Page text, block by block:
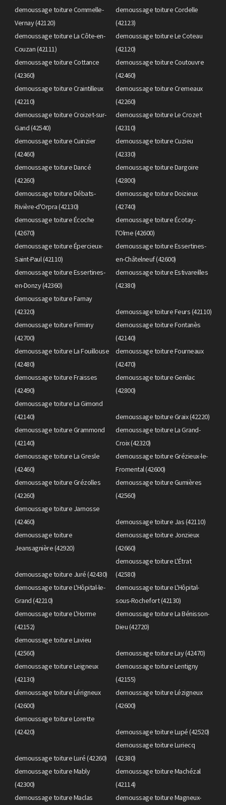
demoussage toiture Commelle-
Vernay (42120)
demoussage toiture Cordelle
(42123)
demoussage toiture La Côte-en-
Couzan (42111)
demoussage toiture Le Coteau
(42120)
demoussage toiture Cottance
(42360)
demoussage toiture Coutouvre
(42460)
demoussage toiture Craintilleux
(42210)
demoussage toiture Cremeaux
(42260)
demoussage toiture Croizet-sur-
Gand (42540)
demoussage toiture Le Crozet
(42310)
demoussage toiture Cuinzier
(42460)
demoussage toiture Cuzieu
(42330)
demoussage toiture Dancé
(42260)
demoussage toiture Dargoire
(42800)
demoussage toiture Débats-
Rivière-d'Orpra (42130)
demoussage toiture Doizieux
(42740)
demoussage toiture Écoche
(42670)
demoussage toiture Écotay-
l'Olme (42600)
demoussage toiture Épercieux-
Saint-Paul (42110)
demoussage toiture Essertines-
en-Châtelneuf (42600)
demoussage toiture Essertines-
en-Donzy (42360)
demoussage toiture Estivareilles
(42380)
demoussage toiture Farnay
(42320)
demoussage toiture Feurs (42110)
demoussage toiture Firminy
(42700)
demoussage toiture Fontanès
(42140)
demoussage toiture La Fouillouse
(42480)
demoussage toiture Fourneaux
(42470)
demoussage toiture Fraisses
(42490)
demoussage toiture Genilac
(42800)
demoussage toiture La Gimond
(42140)
demoussage toiture Graix (42220)
demoussage toiture Grammond
(42140)
demoussage toiture La Grand-
Croix (42320)
demoussage toiture La Gresle
(42460)
demoussage toiture Grézieux-le-
Fromental (42600)
demoussage toiture Grézolles
(42260)
demoussage toiture Gumières
(42560)
demoussage toiture Jarnosse
(42460)
demoussage toiture Jas (42110)
demoussage toiture
Jeansagnière (42920)
demoussage toiture Jonzieux
(42660)
demoussage toiture Juré (42430)
demoussage toiture L'Étrat
(42580)
demoussage toiture L'Hôpital-le-
Grand (42210)
demoussage toiture L'Hôpital-
sous-Rochefort (42130)
demoussage toiture L'Horme
(42152)
demoussage toiture La Bénisson-
Dieu (42720)
demoussage toiture Lavieu
(42560)
demoussage toiture Lay (42470)
demoussage toiture Leigneux
(42130)
demoussage toiture Lentigny
(42155)
demoussage toiture Lérigneux
(42600)
demoussage toiture Lézigneux
(42600)
demoussage toiture Lorette
(42420)
demoussage toiture Lupé (42520)
demoussage toiture Luré (42260)
demoussage toiture Luriecq
(42380)
demoussage toiture Mably
(42300)
demoussage toiture Machézal
(42114)
demoussage toiture Maclas
demoussage toiture Magneux-